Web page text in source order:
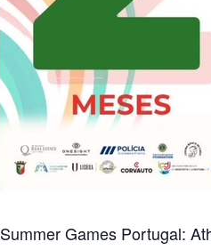
Summer Games Portugal: